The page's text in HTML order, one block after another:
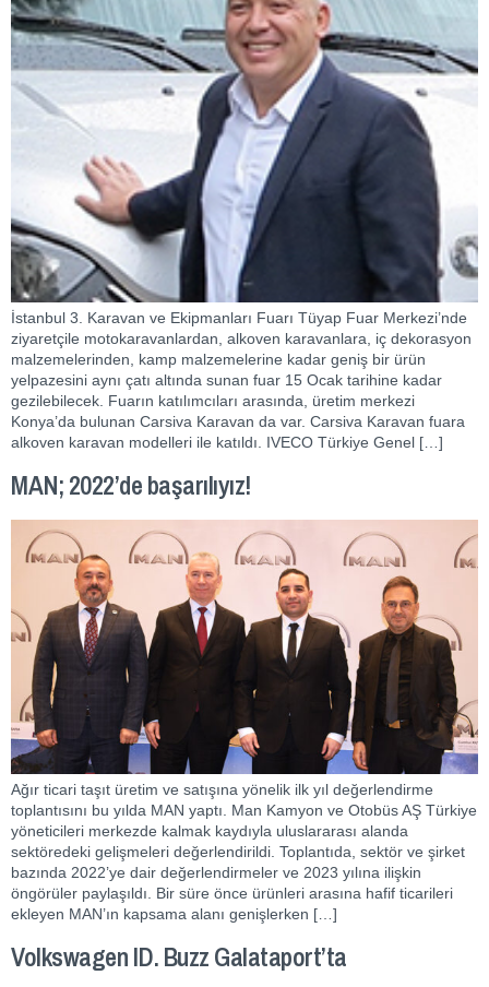
İstanbul 3. Karavan ve Ekipmanları Fuarı Tüyap Fuar Merkezi’nde
ziyaretçile motokaravanlardan, alkoven karavanlara, iç dekorasyon
malzemelerinden, kamp malzemelerine kadar geniş bir ürün
yelpazesini aynı çatı altında sunan fuar 15 Ocak tarihine kadar
gezilebilecek. Fuarın katılımcıları arasında, üretim merkezi
Konya’da bulunan Carsiva Karavan da var. Carsiva Karavan fuara
alkoven karavan modelleri ile katıldı. IVECO Türkiye Genel […]
MAN; 2022’de başarılıyız!
Ağır ticari taşıt üretim ve satışına yönelik ilk yıl değerlendirme
toplantısını bu yılda MAN yaptı. Man Kamyon ve Otobüs AŞ Türkiye
yöneticileri merkezde kalmak kaydıyla uluslararası alanda
sektöredeki gelişmeleri değerlendirildi. Toplantıda, sektör ve şirket
bazında 2022’ye dair değerlendirmeler ve 2023 yılına ilişkin
öngörüler paylaşıldı. Bir süre önce ürünleri arasına hafif ticarileri
ekleyen MAN’ın kapsama alanı genişlerken […]
Volkswagen ID. Buzz Galataport’ta